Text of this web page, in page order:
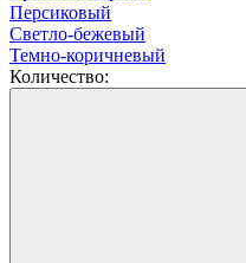
Персиковый
Светло-бежевый
Темно-коричневый
Количество: